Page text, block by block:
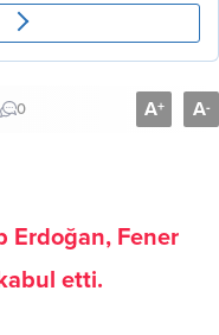
0 A+ A-
Erdoğan, Fener
etti.